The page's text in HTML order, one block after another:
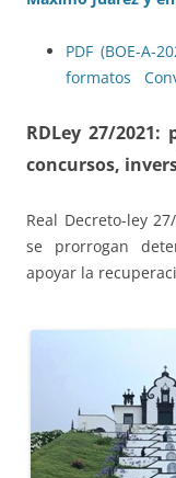
PDF (BOE-A-
formatos
RDLey 27/2021:
concursos,
Real Decreto-ley
se prorrogan
apoyar la